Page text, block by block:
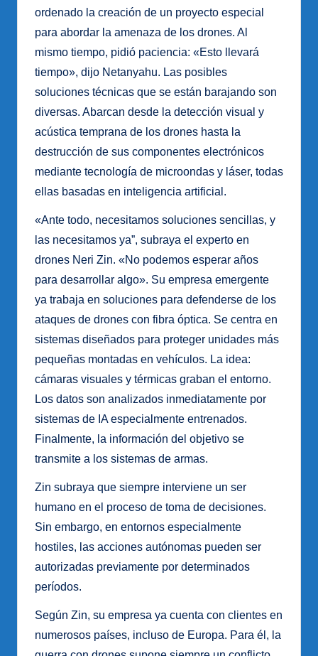
ordenado la creación de un proyecto especial
para abordar la amenaza de los drones. Al
mismo tiempo, pidió paciencia: «Esto llevará
tiempo», dijo Netanyahu. Las posibles
soluciones técnicas que se están barajando son
diversas. Abarcan desde la detección visual y
acústica temprana de los drones hasta la
destrucción de sus componentes electrónicos
mediante tecnología de microondas y láser, todas
ellas basadas en inteligencia artificial.
«Ante todo, necesitamos soluciones sencillas, y
las necesitamos ya”, subraya el experto en
drones Neri Zin. «No podemos esperar años
para desarrollar algo». Su empresa emergente
ya trabaja en soluciones para defenderse de los
ataques de drones con fibra óptica. Se centra en
sistemas diseñados para proteger unidades más
pequeñas montadas en vehículos. La idea:
cámaras visuales y térmicas graban el entorno.
Los datos son analizados inmediatamente por
sistemas de IA especialmente entrenados.
Finalmente, la información del objetivo se
transmite a los sistemas de armas.
Zin subraya que siempre interviene un ser
humano en el proceso de toma de decisiones.
Sin embargo, en entornos especialmente
hostiles, las acciones autónomas pueden ser
autorizadas previamente por determinados
períodos.
Según Zin, su empresa ya cuenta con clientes en
numerosos países, incluso de Europa. Para él, la